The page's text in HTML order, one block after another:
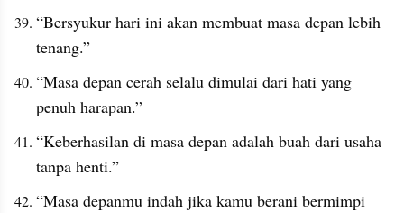
“Bersyukur hari ini akan membuat masa depan lebih
tenang.”
“Masa depan cerah selalu dimulai dari hati yang
penuh harapan.”
“Keberhasilan di masa depan adalah buah dari usaha
tanpa henti.”
“Masa depanmu indah jika kamu berani bermimpi